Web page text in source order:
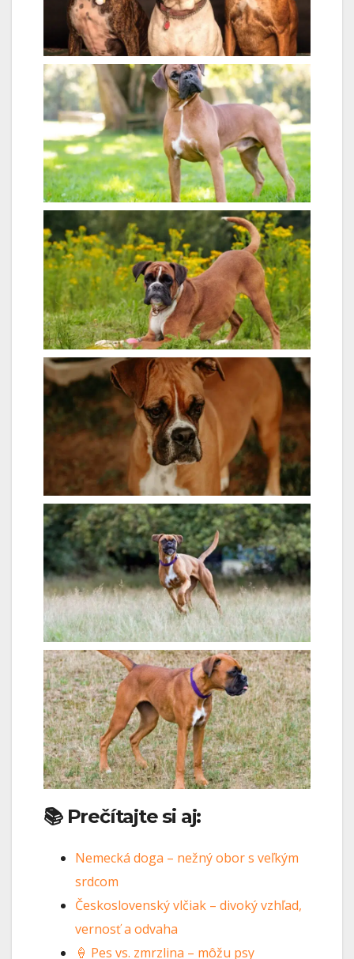
📚 Prečítajte si aj:
Nemecká doga – nežný obor s veľkým
srdcom
Československý vlčiak – divoký vzhľad,
vernosť a odvaha
🍦 Pes vs. zmrzlina – môžu psy